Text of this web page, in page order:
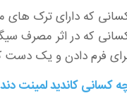
که دارای ترک های
که در اثر مصرف
فرم دادن و یک دست
کسانی کاندید لمینت